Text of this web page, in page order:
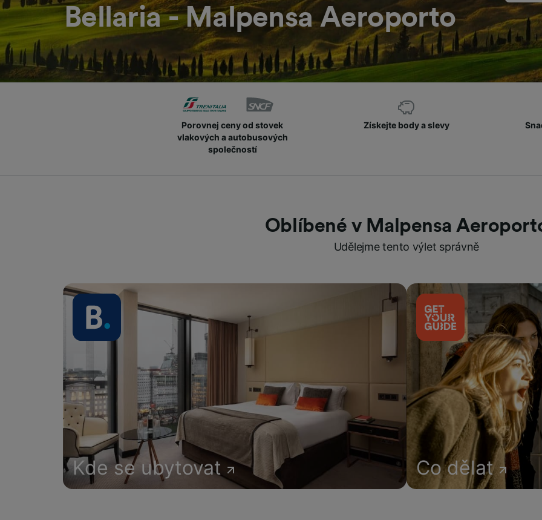
Bellaria - Malpensa Aeroporto
Porovnej ceny od stovek
vlakových a autobusových
společností
Získejte body a slevy
Oblíbené v Malpensa
Udělejme tento výlet správně
Kde se ubytovat Co dělat